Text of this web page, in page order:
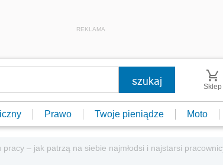
REKLAMA
Sklep
Prawo Twoje pieniądze Moto
– jak patrzą na siebie najmłodsi i najstarsi